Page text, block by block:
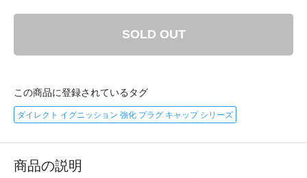
SOLD OUT
この商品に登録されているタグ
ダイレクト イグニッション 強化 プラグ キャップ シリーズ
商品の説明